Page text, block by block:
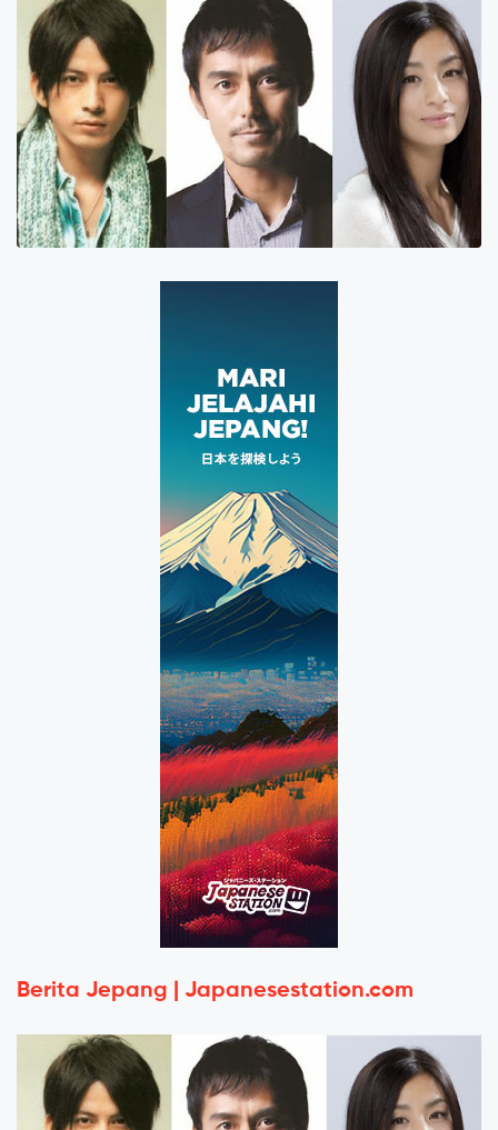
Berita Jepang | Japanesestation.com